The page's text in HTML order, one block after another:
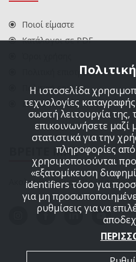
Ποιοί είμαστε
Κατάλογοι σε PDF
Πολιτική επιστροφών
Πολιτική cookies
ΕΠΙΚΟΙΝΩΝΙΑ
ΒΡΕΙΤΕ ΜΑΣ
Ακολουθήστε μας στα μέσα
Η ιστοσελίδα
τεχνολογίες
σωστή λειτουργία της,
επικοινωνήσετε μαζί
στατιστικά για την
πληροφορίες από
χρησιμοποιούνται
«εξατομίκευση
identifiers τόσο για
για μη
ρυθμίσεις για να